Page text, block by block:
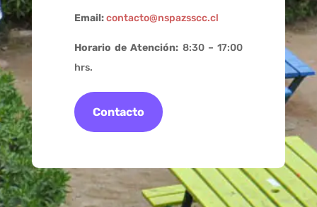
Email:contacto@nspazsscc.cl
Horario de Atención: 8:30 – 17:00
hrs.
Contacto